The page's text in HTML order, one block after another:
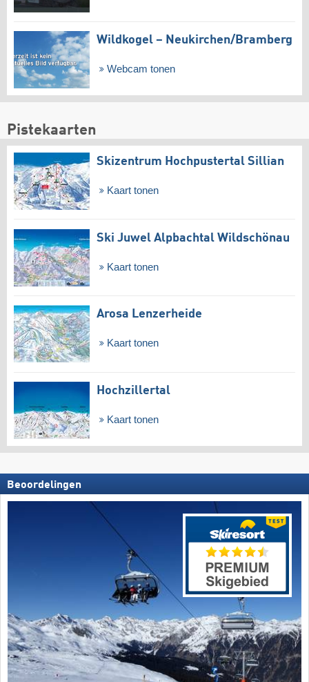
Wildkogel – Neukirchen/​Bramberg
Webcam tonen
Pistekaarten
Skizentrum Hochpustertal Sillian
Kaart tonen
Ski Juwel Alpbachtal Wildschönau
Kaart tonen
Arosa Lenzerheide
Kaart tonen
Hochzillertal
Kaart tonen
Beoordelingen